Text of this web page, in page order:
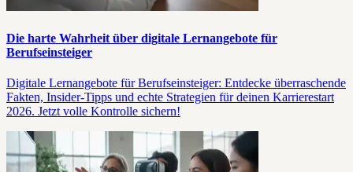
Die harte Wahrheit über digitale Lernangebote für
Berufseinsteiger
Digitale Lernangebote für Berufseinsteiger: Entdecke überraschende
Fakten, Insider-Tipps und echte Strategien für deinen Karrierestart
2026. Jetzt volle Kontrolle sichern!